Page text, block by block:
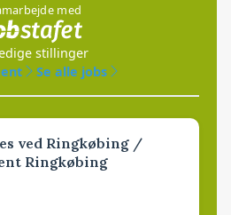
med
stillinger
Se alle jobs
ved Ringkøbing /
Ringkøbing